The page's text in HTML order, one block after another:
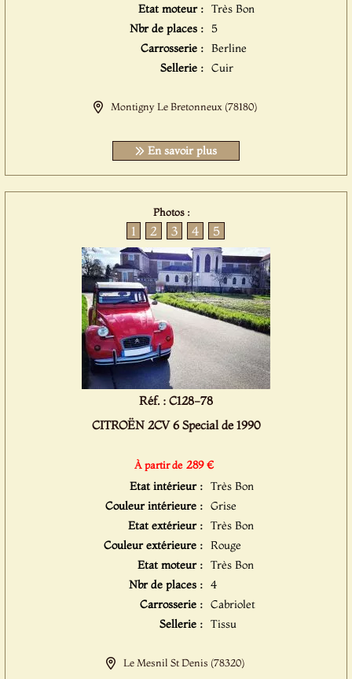
Etat moteur : Très Bon
Nbr de places : 5
Carrosserie : Berline
Sellerie : Cuir
Montigny Le Bretonneux (78180)
En savoir plus
Photos :
1 2 3 4 5
Réf. : C128-78
CITROËN 2CV 6 Special de 1990
À partir de 289 €
Etat intérieur : Très Bon
Couleur intérieure : Grise
Etat extérieur : Très Bon
Couleur extérieure : Rouge
Etat moteur : Très Bon
Nbr de places : 4
Carrosserie : Cabriolet
Sellerie : Tissu
Le Mesnil St Denis (78320)